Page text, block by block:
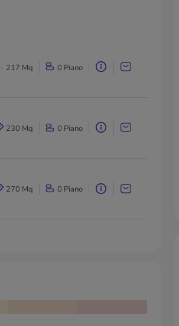
217 Mq 0 Piano
230 Mq 0 Piano
270 Mq 0 Piano